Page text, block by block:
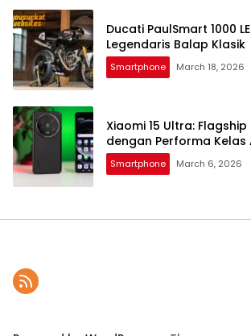
Ducati PaulSmart 1000
Legendaris Balap Klasik
Smartphone March 18, 2026
Xiaomi 15 Ultra: Flagship
dengan Performa Kelas
Smartphone March 6, 2026